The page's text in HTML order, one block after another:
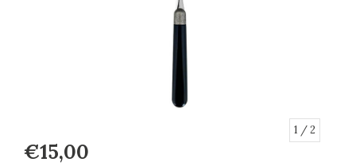
1 / 2
€15,00